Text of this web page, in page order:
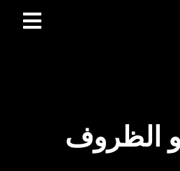
و الظروف